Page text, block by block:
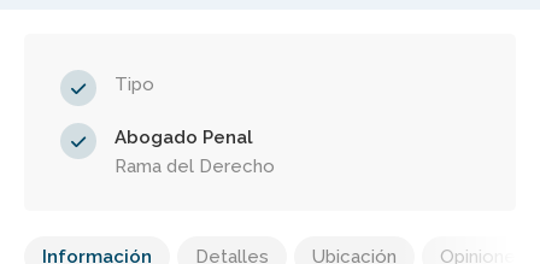
Tipo
Abogado Penal
Rama del Derecho
Información Detalles Ubicación Opiniones